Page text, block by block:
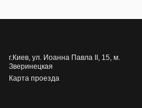
г.Киев, ул. Иоанна Павла ІІ, 15, м.
Зверинецкая
Карта проезда